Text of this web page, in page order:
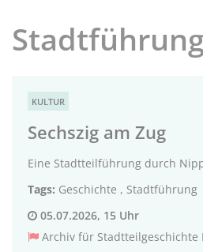
KULTUR
Sechszig am Zug
Eine Stadtteilführung durch
Tags: Geschichte , Stadtführung
05.07.2026, 15 Uhr
Archiv für Stadtteilgeschichte